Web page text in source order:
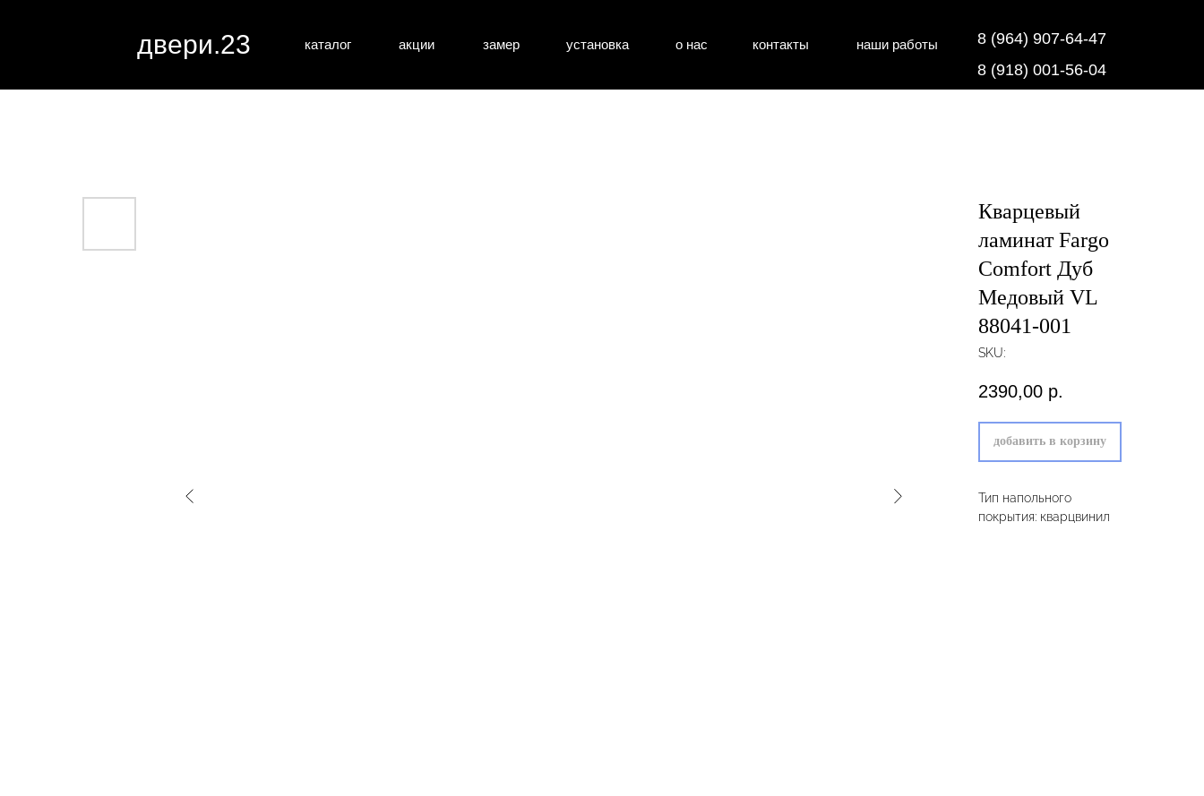
напольные покрытия
каталог контакты
о нас
установка
акции замер
двери.23
8 (918) 001-56-04
наши работы 8 (964) 907-64-47
Кварцевый
ламинат Fargo
Comfort Дуб
Медовый VL
88041-001
SKU:
2390,00 р.
добавить в корзину
Тип напольного
покрытия: кварцвинил